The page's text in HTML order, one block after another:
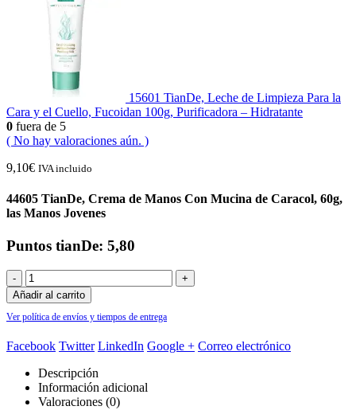
15601 TianDe, Leche de Limpieza Para la
Cara y el Cuello, Fucoidan 100g, Purificadora – Hidratante
0 fuera de 5
( No hay valoraciones aún. )
9,10€ IVA incluido
44605 TianDe, Crema de Manos Con Mucina de Caracol, 60g,
las Manos Jovenes
Puntos tianDe: 5,80
-
+
Añadir al carrito
Ver política de envíos y tiempos de entrega
Facebook Twitter LinkedIn Google + Correo electrónico
Descripción
Información adicional
Valoraciones (0)